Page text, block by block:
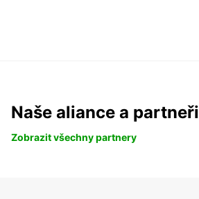
Naše aliance a partneři
Zobrazit všechny partnery